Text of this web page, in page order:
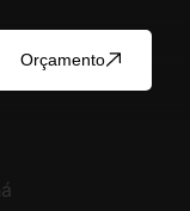
Orçamento